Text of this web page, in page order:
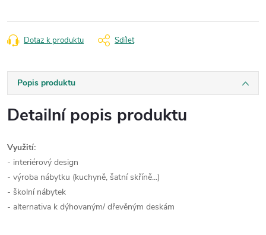
Dotaz k produktu Sdílet
Popis produktu
Detailní popis produktu
Využití:
- interiérový design
- výroba nábytku (kuchyně, šatní skříně...)
- školní nábytek
- alternativa k dýhovaným/ dřevěným deskám